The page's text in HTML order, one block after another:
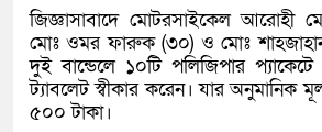
জিজ্ঞাসাবাদে মোটরসাইকেল আরোহী
মোঃ ওমর ফারুক (৩০) ও মোঃ শাহজাহান
দুই বান্ডেলে ১০টি পলিজিপার
ট্যাবলেট স্বীকার করেন। যার অনুমানিক
৫০০ টাকা।